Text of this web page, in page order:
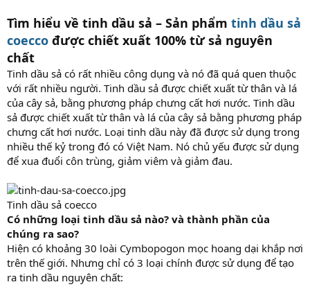
Tìm hiểu về tinh dầu sả – Sản phẩm tinh dầu sả
coecco được chiết xuất 100% từ sả nguyên
chất
Tinh dầu sả có rất nhiều công dụng và nó đã quá quen thuộc
với rất nhiều người. Tinh dầu sả được chiết xuất từ thân và lá
của cây sả, bằng phương pháp chưng cất hơi nước. Tinh dầu
sả được chiết xuất từ thân và lá của cây sả bằng phương pháp
chưng cất hơi nước. Loại tinh dầu này đã được sử dụng trong
nhiều thế kỷ trong đó có Việt Nam. Nó chủ yếu được sử dụng
để xua đuổi côn trùng, giảm viêm và giảm đau.
Tinh dầu sả coecco
Có những loại tinh dầu sả nào? và thành phần của
chúng ra sao?
Hiện có khoảng 30 loài Cymbopogon mọc hoang dại khắp nơi
trên thế giới. Nhưng chỉ có 3 loại chính được sử dụng để tạo
ra tinh dầu nguyên chất: